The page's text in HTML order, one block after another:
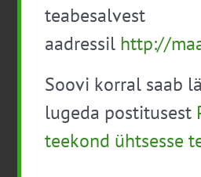
Virtuaaltara: unistusest
Turuaiandus kui elustiil ja
Vähemaga rohkem: kuidas
aitavad põllumajanduses
kasvatada
teabesalvest
aadressil http://
Soovi korral saab
lugeda postitusest
teekond ühtsesse